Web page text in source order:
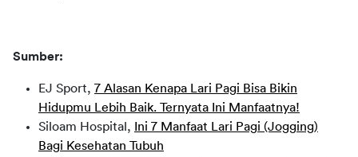
Sumber:
EJ Sport, 7 Alasan Kenapa Lari Pagi Bisa Bikin
Hidupmu Lebih Baik. Ternyata Ini Manfaatnya!
Siloam Hospital, Ini 7 Manfaat Lari Pagi (Jogging)
Bagi Kesehatan Tubuh